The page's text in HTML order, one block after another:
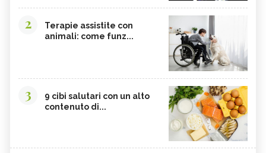
2
Terapie assistite con
animali: come funz...
3
9 cibi salutari con un alto
contenuto di...